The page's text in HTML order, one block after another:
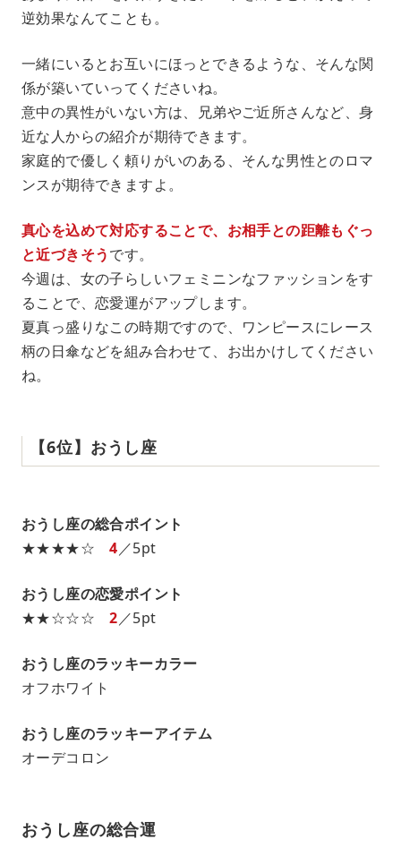
逆効果なんてことも。
一緒にいるとお互いにほっとできるような、そんな関
係が築いていってくださいね。
意中の異性がいない方は、兄弟やご近所さんなど、身
近な人からの紹介が期待できます。
家庭的で優しく頼りがいのある、そんな男性とのロマ
ンスが期待できますよ。
真心を込めて対応することで、お相手との距離もぐっ
と近づきそうです。
今週は、女の子らしいフェミニンなファッションをす
ることで、恋愛運がアップします。
夏真っ盛りなこの時期ですので、ワンピースにレース
柄の日傘などを組み合わせて、お出かけしてください
ね。
【6位】おうし座
おうし座の総合ポイント
★★★★☆4／5pt
おうし座の恋愛ポイント
★★☆☆☆2／5pt
おうし座のラッキーカラー
オフホワイト
おうし座のラッキーアイテム
オーデコロン
おうし座の総合運